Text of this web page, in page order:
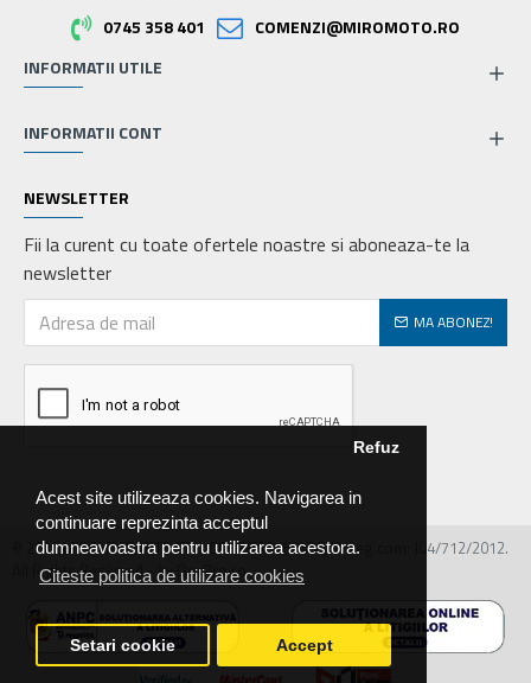
Acest site utilizeaza cookies. Navigarea in
continuare reprezinta acceptul
dumneavoastra pentru utilizarea acestora.
Citeste politica de utilizare cookies
Refuz
Setari cookie Accept
0745 358 401
COMENZI@MIROMOTO.RO
INFORMATII UTILE
INFORMATII CONT
NEWSLETTER
Fii la curent cu toate ofertele noastre si aboneaza-te la
newsletter
MA ABONEZ!
© 2026 MIRALEX PARTS SRL, CIF: RO30468586, Nr.reg.com: J04/712/2012.
All Rights Reserved - by DevPro.ro